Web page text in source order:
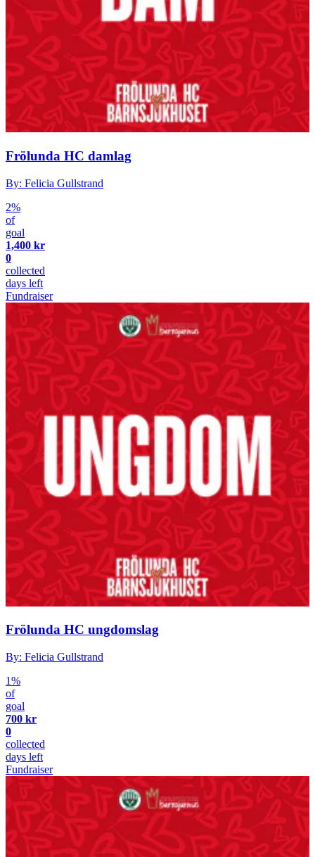
Frölunda HC damlag
By: Felicia Gullstrand
2%
of
goal
1,400 kr
0
collected
days left
Fundraiser
Frölunda HC ungdomslag
By: Felicia Gullstrand
1%
of
goal
700 kr
0
collected
days left
Fundraiser